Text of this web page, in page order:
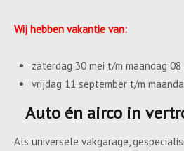
Wij hebben vakantie van:
zaterdag 30 mei t/m maandag 08
vrijdag 11 september t/m
Auto én airco in
Als universele vakgarage,